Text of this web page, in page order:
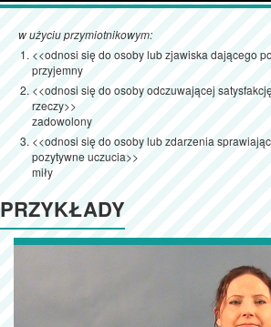
w użyciu przymiotnikowym:
<<odnosi się do osoby lub zjawiska dającego
przyjemny
<<odnosi się do osoby odczuwającej
rzeczy>>
zadowolony
<<odnosi się do osoby lub zdarzenia
pozytywne uczucia>>
miły
PRZYKŁADY